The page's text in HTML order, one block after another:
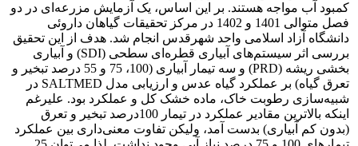
کمبود آب مواجه هستند. بر این اساس، یک آزمایش مزرعه‌ای در دو
فصل متوالی 1401 و 1402 در مرکز تحقیقات گیاهان داروئی
دانشگاه آزاد اسلامی واحد شهرقدس انجام شد. هدف از این تحقیق
بررسی اثر سیستم‌های آبیاری قطره‌ای سطحی (SDI) و آبیاری
بخشی ریشه (PRD) و سه تیمار آبیاری (100، 75 و 55 درصد تبخیر و
تعرق گیاه) بر عملکرد گیاه عدس و ارزیابی مدل SALTMED در
شبیه‌سازی رطوبت خاک، ماده خشک کل و عملکرد بود. علیرغم
اینکه بالاترین مقادیر عملکرد در تیمار 100درصد تبخیر و تعرق
(بدون کم آبیاری) بدست آمد، ولیکن تفاوت معنی‌داری بین عملکرد